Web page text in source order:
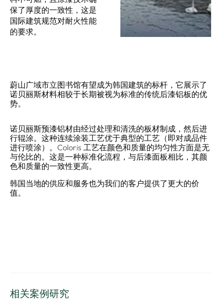
保了厚度的一致性，这是
国际建筑规范对耐火性能
的要求。
蔚山广域市立图书馆有望成为韩国建筑的标杆，它展示了
诺贝丽斯材料相较于长期被视为标准的传统后漆铝板的优
势。
诺贝丽斯预漆铝材由经过处理和清洗的板材制成，然后进
行辊涂。这种连续涂装工艺优于典型的工艺（即对成品件
进行喷涂）。Coloris 工艺在颜色和质量的均匀性方面是无
与伦比的。这是一种标准化流程，与后漆面板相比，其颜
色和质量的一致性更高。
韩国当地的供应和服务也为我们的客户提供了更大的价
值。
相关案例研究